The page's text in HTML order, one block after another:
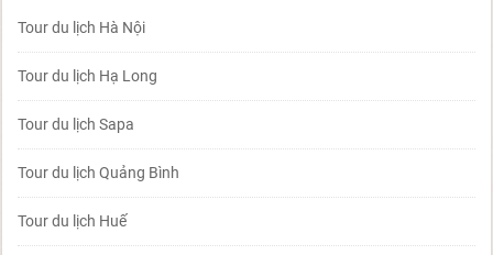
Tour du lịch Hà Nội
Tour du lịch Hạ Long
Tour du lịch Sapa
Tour du lịch Quảng Bình
Tour du lịch Huế